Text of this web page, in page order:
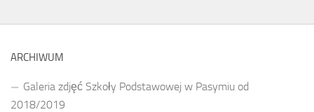
ARCHIWUM
Galeria zdjęć Szkoły Podstawowej w Pasymiu od
2018/2019